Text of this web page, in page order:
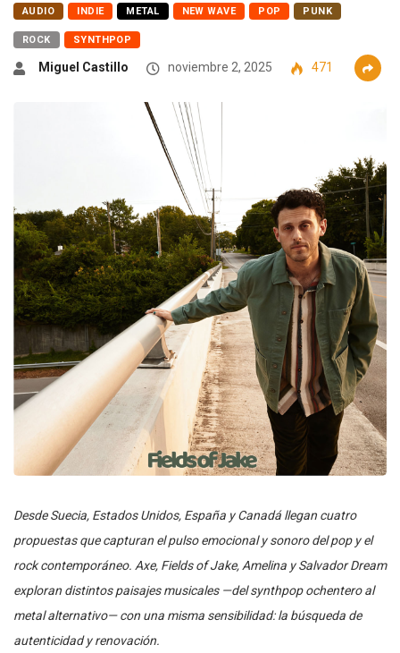
AUDIO INDIE METAL NEW WAVE POP PUNK
ROCK SYNTHPOP
Miguel Castillo noviembre 2, 2025 471
Desde Suecia, Estados Unidos, España y Canadá llegan cuatro
propuestas que capturan el pulso emocional y sonoro del pop y el
rock contemporáneo. Axe, Fields of Jake, Amelina y Salvador Dream
exploran distintos paisajes musicales —del synthpop ochentero al
metal alternativo— con una misma sensibilidad: la búsqueda de
autenticidad y renovación.